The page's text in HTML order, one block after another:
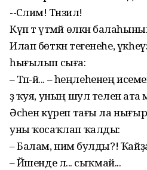
--Сәлимә! Тәнзилә!
Күп тә үтмәй өлкән
Илап бөткән тегенеһе,
һығылып сыға:
– Тәпә-әй... – һеңлеһенең
ҙә ҡуя, уның шул теленә ата
Әсәһен күреп тағы ла
уны ҡосаҡлап ҡалды:
– Балам, нимә булды?!
– Йәшенде лә... сыҡмай...